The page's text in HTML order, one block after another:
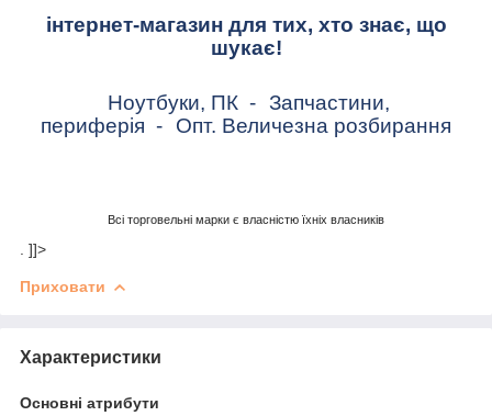
інтернет-магазин для тих, хто знає, що
шукає!
Ноутбуки, ПК - Запчастини,
периферія - Опт. Величезна розбирання
Всі торговельні марки є власністю їхніх власників
. ]]>
Приховати
Характеристики
Основні атрибути